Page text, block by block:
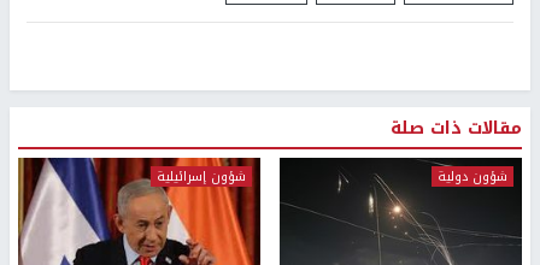
مقالات ذات صلة
شؤون دولية شؤون إسرائيلية